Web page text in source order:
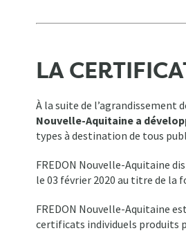
LA
À la suite de l’agrandissement
Nouvelle-Aquitaine a
types à destination de tous
FREDON Nouvelle-Aquitaine
le 03 février 2020 au titre de
FREDON Nouvelle-Aquitaine
certificats individuels produits